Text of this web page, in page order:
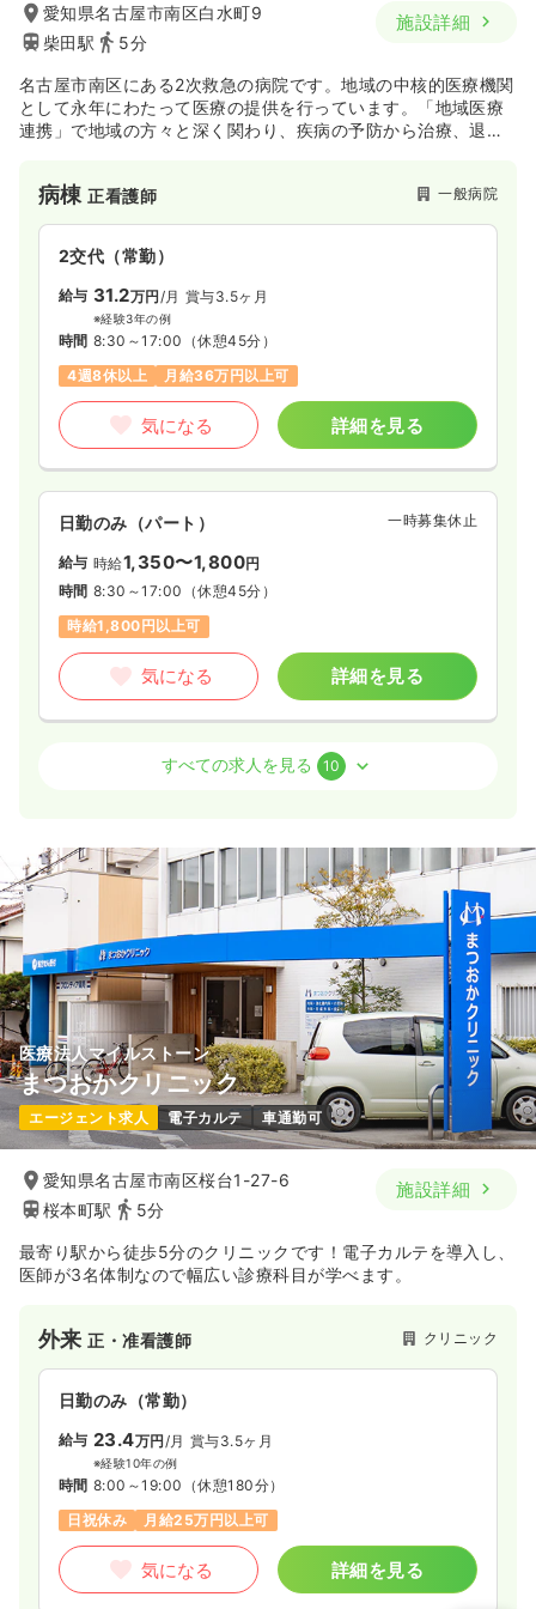
愛知県名古屋市南区白水町9
柴田駅
5分
施設詳細
名古屋市南区にある2次救急の病院です。地域の中核的医療機関
として永年にわたって医療の提供を行っています。「地域医療
連携」で地域の方々と深く関わり、疾病の予防から治療、退院
おります。救急医療にも力を入れており、救急車の受け入れは
年間約5000件程あります。地域医療から救急医療まで、幅広く
対応をしています。
病棟正看護師 一般病院
2交代（常勤）
給与 31.2万円 /月 賞与3.5ヶ月
※経験3年の例
時間 8:30～17:00 （休憩45分）
4週8休以上
月給36万円以上可
気になる 詳細を見る
日勤のみ（パート） 一時募集休止
給与 時給1,350〜1,800円
時間 8:30～17:00 （休憩45分）
時給1,800円以上可
気になる 詳細を見る
給与 41.6万円〜/月 賞与4ヶ月
※経験23年の例
時間
8:30～17:00
年間休日120日
4週8休以上
第二新卒可
月給40万円以上可
気になる 詳細を見る
日勤のみ（パート） 一時募集休止
給与 時給1,600円〜
時間 8:30～17:00（休憩60分）
ブランク可
第二新卒可
気になる 詳細を見る
オペ室(手術室) 一般病院
日勤のみ（常勤）
給与 26.6万円 /月 賞与3.4ヶ月
※経験3年の例
時間 8:30～17:00 （休憩45分）
日祝休み
オンコールあり
月給30万円以上可
気になる 詳細を見る
すべての求人を見る 10
医療法人マイルストーン
まつおかクリニック
エージェント求人 電子カルテ 車通勤可
愛知県名古屋市南区桜台1-27-6
桜本町駅
5分
施設詳細
最寄り駅から徒歩5分のクリニックです！電子カルテを導入し、
医師が3名体制なので幅広い診療科目が学べます。
外来正・准看護師 クリニック
日勤のみ（常勤）
給与 23.4万円 /月 賞与3.5ヶ月
※経験10年の例
時間 8:00～19:00 （休憩180分）
日祝休み
月給25万円以上可
気になる 詳細を見る